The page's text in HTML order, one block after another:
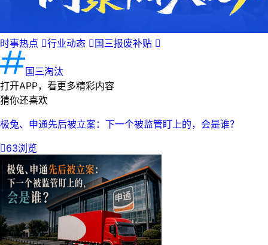
时事热点 行业动态  国三报废补贴 
国三淘汰
打开APP，看更多精彩内容
猜你还喜欢
极兔、申通先后被立案：下一个被监管盯上的，会是谁？
63浏览